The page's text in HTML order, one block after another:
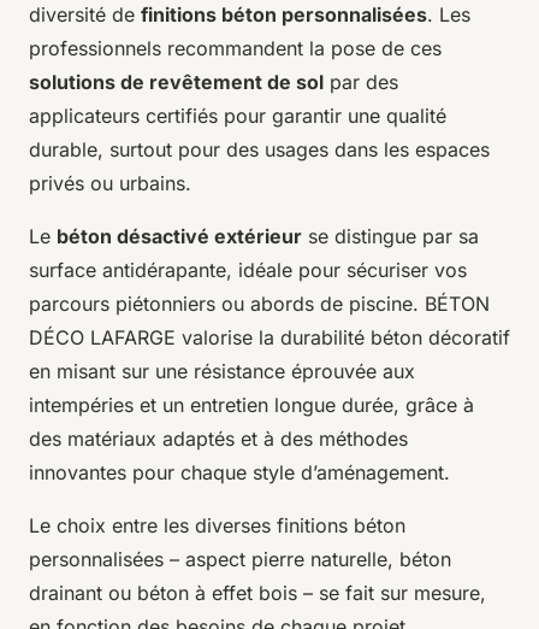
diversité de finitions béton personnalisées. Les
professionnels recommandent la pose de ces
solutions de revêtement de sol par des
applicateurs certifiés pour garantir une qualité
durable, surtout pour des usages dans les espaces
privés ou urbains.
Le béton désactivé extérieur se distingue par sa
surface antidérapante, idéale pour sécuriser vos
parcours piétonniers ou abords de piscine. BÉTON
DÉCO LAFARGE valorise la durabilité béton décoratif
en misant sur une résistance éprouvée aux
intempéries et un entretien longue durée, grâce à
des matériaux adaptés et à des méthodes
innovantes pour chaque style d’aménagement.
Le choix entre les diverses finitions béton
personnalisées – aspect pierre naturelle, béton
drainant ou béton à effet bois – se fait sur mesure,